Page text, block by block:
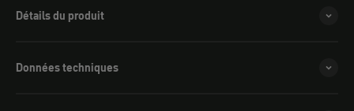
Détails du produit
Données techniques